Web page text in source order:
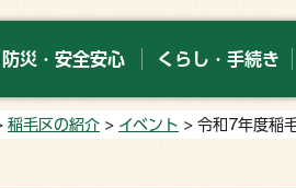
防災・安全安心 くらし・手続き
稲毛区の紹介 > イベント > 令和7年度稲